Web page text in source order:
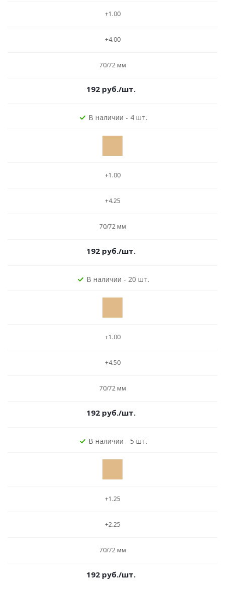
+1.00
+4.00
70/72 мм
192руб./шт.
В наличии - 4 шт.
+1.00
+4.25
70/72 мм
192руб./шт.
В наличии - 20 шт.
+1.00
+4.50
70/72 мм
192руб./шт.
В наличии - 5 шт.
+1.25
+2.25
70/72 мм
192руб./шт.